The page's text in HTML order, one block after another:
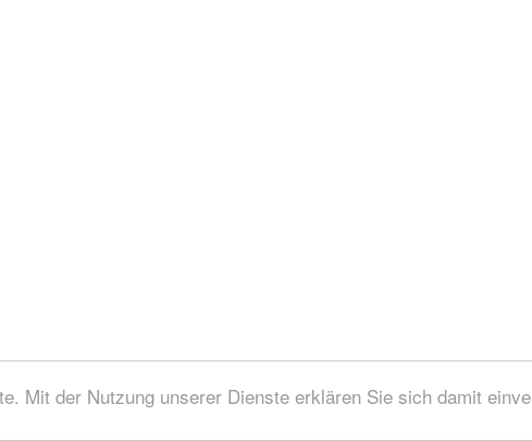
Mit der Nutzung unserer Dienste erklären Sie sich damit